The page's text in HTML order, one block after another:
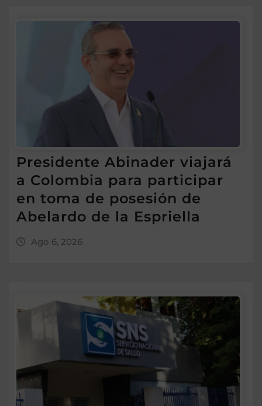
Presidente Abinader viajará
a Colombia para participar
en toma de posesión de
Abelardo de la Espriella
Ago 6, 2026